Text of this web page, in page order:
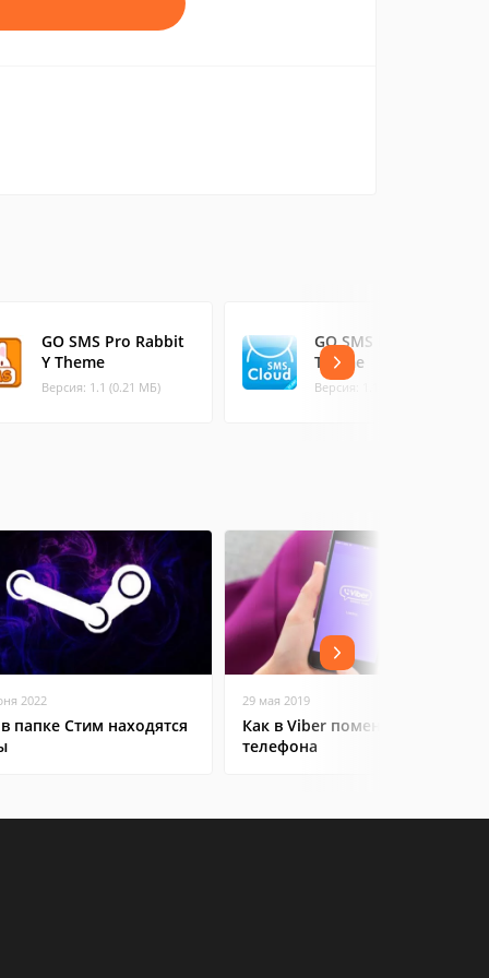
GO SMS Pro Rabbit
Y Theme
Версия: 1.1 (0.21 МБ)
GO SMS Pro Cloud
Theme
Версия: 1.1 (0.28 МБ)
2022
папке Стим находятся
29 мая 2019
Как в Viber поменять номер
телефона